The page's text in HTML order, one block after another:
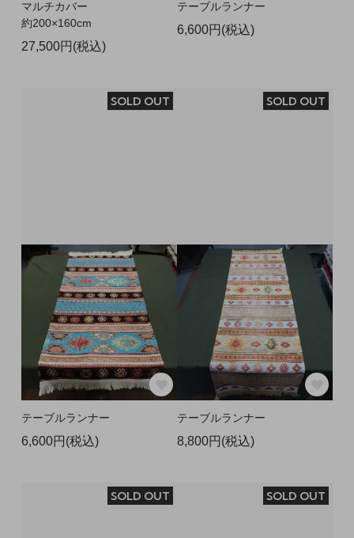
マルチカバー
約200×160cm
27,500円(税込)
テーブルランナー
6,600円(税込)
SOLD OUT
テーブルランナー
6,600円(税込)
SOLD OUT
テーブルランナー
8,800円(税込)
SOLD OUT SOLD OUT